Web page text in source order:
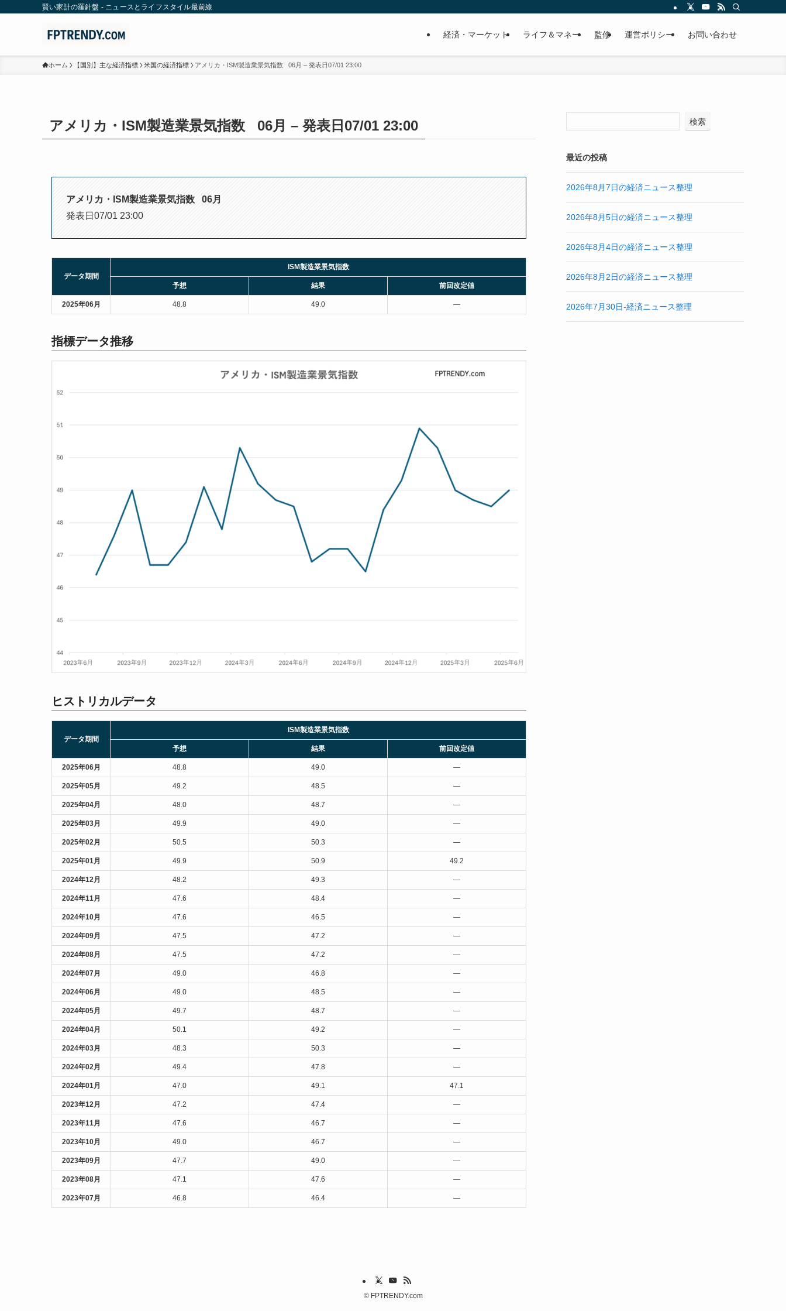
賢い家計の羅針盤 - ニュースとライフスタイル最前線
経済・マーケット ライフ＆マネー 監修 運営ポリシー お問い合わせ
ホーム 【国別】主な経済指標 米国の経済指標 アメリカ・ISM製造業景気指数 06月 – 発表日07/01 23:00
アメリカ・ISM製造業景気指数 06月 – 発表日07/01 23:00
アメリカ・ISM製造業景気指数 06月
発表日07/01 23:00
データ期間
ISM製造業景気指数
予想 結果 前回改定値
2025年06月 48.8 49.0 —
指標データ推移
ヒストリカルデータ
データ期間
ISM製造業景気指数
予想 結果 前回改定値
2025年06月 48.8 49.0 —
2025年05月 49.2 48.5 —
2025年04月 48.0 48.7 —
2025年03月 49.9 49.0 —
2025年02月 50.5 50.3 —
2025年01月 49.9 50.9 49.2
2024年12月 48.2 49.3 —
2024年11月 47.6 48.4 —
2024年10月 47.6 46.5 —
2024年09月 47.5 47.2 —
2024年08月 47.5 47.2 —
2024年07月 49.0 46.8 —
2024年06月 49.0 48.5 —
2024年05月 49.7 48.7 —
2024年04月 50.1 49.2 —
2024年03月 48.3 50.3 —
2024年02月 49.4 47.8 —
2024年01月 47.0 49.1 47.1
2023年12月 47.2 47.4 —
2023年11月 47.6 46.7 —
2023年10月 49.0 46.7 —
2023年09月 47.7 49.0 —
2023年08月 47.1 47.6 —
2023年07月 46.8 46.4 —
検索
最近の投稿
2026年8月7日の経済ニュース整理
2026年8月5日の経済ニュース整理
2026年8月4日の経済ニュース整理
2026年8月2日の経済ニュース整理
2026年7月30日-経済ニュース整理
©FPTRENDY.com